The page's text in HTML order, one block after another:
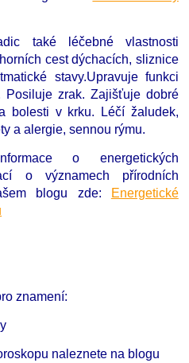
také léčebné vlastnosti
cest dýchacích, sliznice
stavy.Upravuje funkci
zrak. Zajišťuje dobré
bolesti v krku. Léčí žaludek,
a alergie, sennou rýmu.
o energetických
o významech přírodních
blogu zde:
Energetické
znamení:
naleznete na blogu